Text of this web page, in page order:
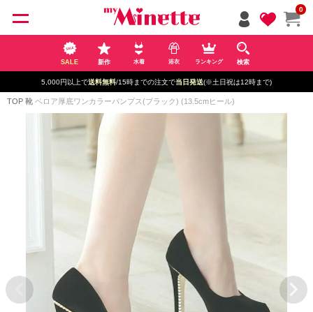
0
SALE 新作 水着 浴衣 ランキング 検索
5,000円以上で送料無料/15時までの注文で当日発送(※土日祝は12時まで)
TOP 靴 ベロア厚底ワンカラーパンプス(ブラック) (13.5cmヒール)
ペー
ジト
ップ